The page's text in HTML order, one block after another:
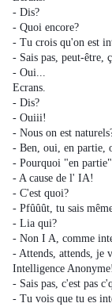
- Dis?
- Quoi encore?
- Tu crois qu'on est
- Sais pas, peut-être,
- Oui...
Ecrans.
- Dis?
- Ouiii!
- Nous on est
- Ben, oui, en partie,
- Pourquoi "en
- A cause de l' IA!
- C'est quoi?
- Pfûûût, tu sais
- Lia qui?
- Non I A, comme
- Attends, attends, je
Intelligence
- Sais pas, c'est pas
- Tu vois que tu es